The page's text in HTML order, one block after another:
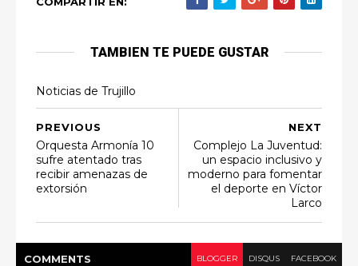
TAMBIEN TE PUEDE GUSTAR
Noticias de Trujillo
NEXT
Complejo La Juventud:
un espacio inclusivo y
moderno para fomentar
el deporte en Víctor
Larco
PREVIOUS
Orquesta Armonía 10
sufre atentado tras
recibir amenazas de
extorsión
COMMENTS BLOGGER DISQUS FACEBOOK